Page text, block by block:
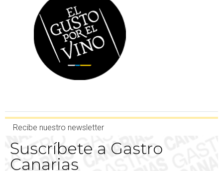
Recibe nuestro newsletter
Suscríbete a Gastro
Canarias